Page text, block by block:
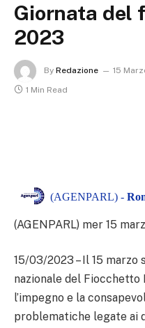
Giornata del
2023
By Redazione 15
1 Min Read
(AGENPARL) -
(AGENPARL) mer 15
15/03/2023 – Il 15 marzo
nazionale del Fiocchetto
l’impegno e la
problematiche legate ai